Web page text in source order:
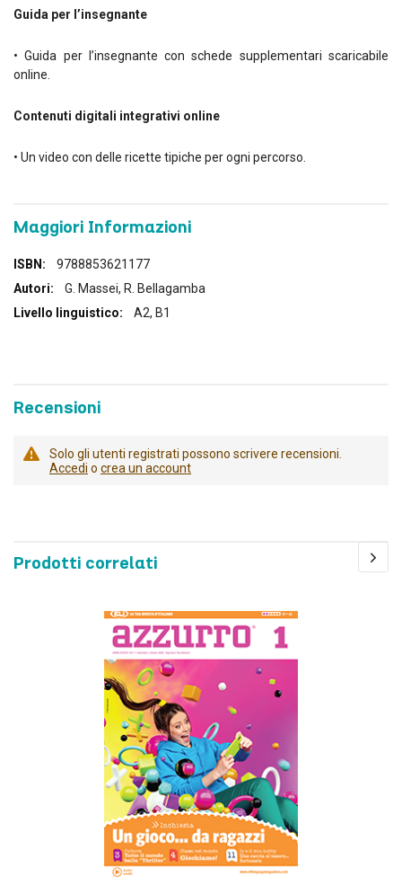
Guida per l’insegnante
• Guida per l’insegnante con schede supplementari scaricabile
online.
Contenuti digitali integrativi online
• Un video con delle ricette tipiche per ogni percorso.
Maggiori Informazioni
Maggiori
Informazioni
9788853621177
G. Massei, R. Bellagamba
A2, B1
Recensioni
Solo gli utenti registrati possono scrivere recensioni.
Accedi o crea un account
Prodotti correlati